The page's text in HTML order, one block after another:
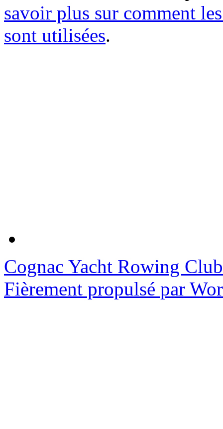
savoir plus sur comment
sont utilisées.
Cognac Yacht Rowing Club
Fièrement propulsé par